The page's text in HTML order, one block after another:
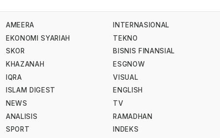
AMEERA
EKONOMI SYARIAH
SKOR
KHAZANAH
IQRA
ISLAM DIGEST
NEWS
ANALISIS
SPORT
INTERNASIONAL
TEKNO
BISNIS FINANSIAL
ESGNOW
VISUAL
ENGLISH
TV
RAMADHAN
INDEKS